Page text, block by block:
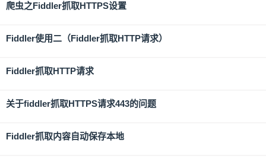
爬虫之Fiddler抓取HTTPS设置
Fiddler使用二（Fiddler抓取HTTP请求）
Fiddler抓取HTTP请求
关于fiddler抓取HTTPS请求443的问题
Fiddler抓取内容自动保存本地